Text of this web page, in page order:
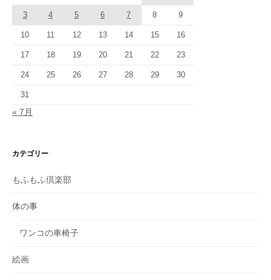
3 4 5 6 7 8 9
10 11 12 13 14 15 16
17 18 19 20 21 22 23
24 25 26 27 28 29 30
31
« 7月
カテゴリー
もふもふ倶楽部
体の事
ワンコの車椅子
絵画